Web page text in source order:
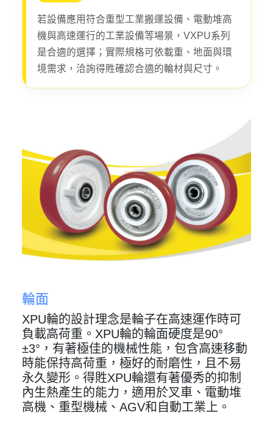
若設備應用符合重型工業搬運設備、電動堆高
機與高速運行的工業設備等場景，VXPU系列
是合適的選擇；實際規格可依載重、地面與環
境需求，洽詢得貹確認合適的輪材與尺寸。
輪面
XPU輪的設計理念是輪子在高速運作時可
負載高荷重。XPU輪的輪面硬度是90°
±3°，有著極佳的機械性能，包含高速移動
時能保持高荷重，極好的耐磨性，且不易
永久變形。得貹XPU輪還有著優秀的抑制
內生熱產生的能力，適用於叉車、電動堆
高機、重型機械、AGV和自動工業上。